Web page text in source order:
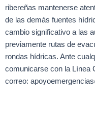
ribereñas mantenerse
de las demás fuentes
cambio significativo a las
previamente rutas de
rondas hídricas. Ante
comunicarse con la Línea
correo: